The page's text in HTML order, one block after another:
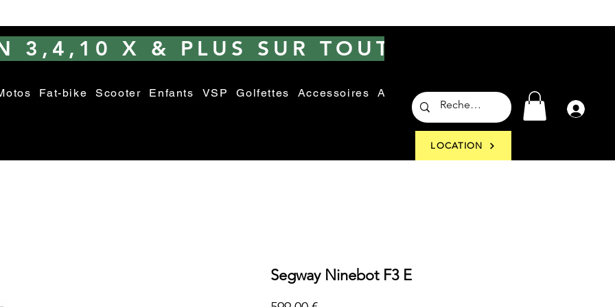
3,4,10 X & PLUS SUR TOUT LE SITE
Fat-bike Scooter Enfants VSP Golfettes Accessoires Autres Atelier
LOCATION
Segway Ninebot F3 E